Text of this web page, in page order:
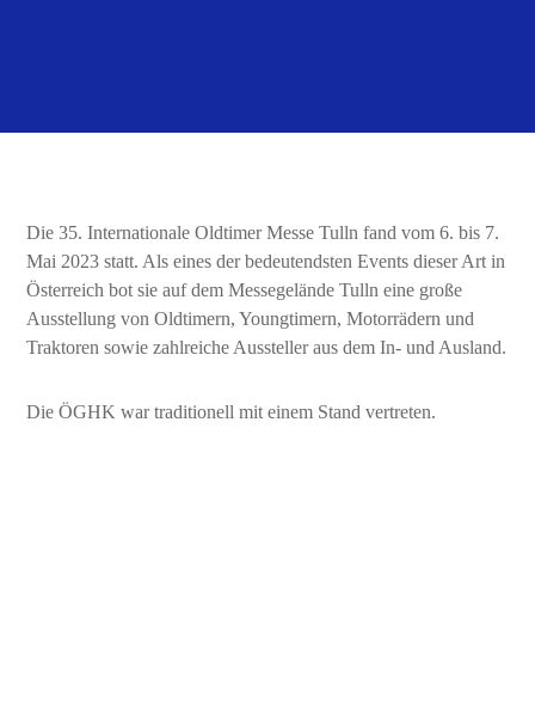
Die 35. Internationale Oldtimer Messe Tulln fand vom 6. bis 7.
Mai 2023 statt. Als eines der bedeutendsten Events dieser Art in
Österreich bot sie auf dem Messegelände Tulln eine große
Ausstellung von Oldtimern, Youngtimern, Motorrädern und
Traktoren sowie zahlreiche Aussteller aus dem In- und Ausland.
Die ÖGHK war traditionell mit einem Stand vertreten.